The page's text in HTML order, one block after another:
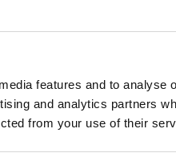
features and to analyse
and analytics partners
from your use of their